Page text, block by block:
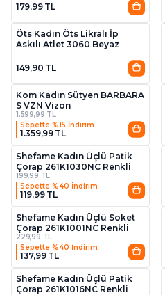
179,99 TL
3 Al 2 Öde 3
Öts Kadın Öts Likralı İp
Askılı Atlet 3060 Beyaz
149,90 TL
Kom Kadın Sütyen BARBARA
S VZN Vizon
1.599,99 TL
Sepette %15 İndirim
1.359,99 TL
Shefame Kadın Üçlü Patik
Çorap 261K1030NC Renkli
199,99 TL
Sepette %40 İndirim
119,99 TL
Shefame Kadın Üçlü Soket
Çorap 261K1001NC Renkli
229,99 TL
Sepette %40 İndirim
137,99 TL
Shefame Kadın Üçlü Patik
Çorap 261K1016NC Renkli